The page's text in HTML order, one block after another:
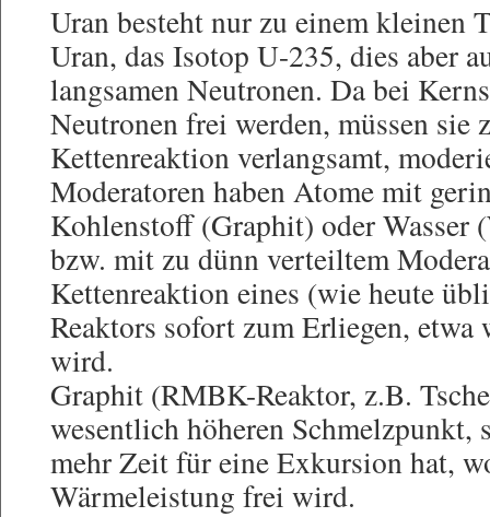
Uran besteht nur zu einem kleinen
Uran, das Isotop U-235, dies aber
langsamen Neutronen. Da bei
Neutronen frei werden, müssen sie
Kettenreaktion verlangsamt,
Moderatoren haben Atome mit
Kohlenstoff (Graphit) oder Wasser
bzw. mit zu dünn verteiltem
Kettenreaktion eines (wie heute
Reaktors sofort zum Erliegen, etwa
wird.
Graphit (RMBK-Reaktor, z.B.
wesentlich höheren Schmelzpunkt,
mehr Zeit für eine Exkursion hat,
Wärmeleistung frei wird.